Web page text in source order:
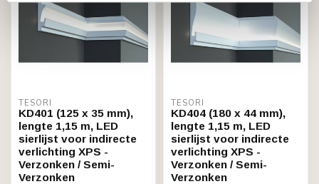
TESORI
KD401 (125 x 35 mm),
lengte 1,15 m, LED
sierlijst voor indirecte
verlichting XPS -
Verzonken / Semi-
Verzonken
TESORI
KD404 (180 x 44 mm),
lengte 1,15 m, LED
sierlijst voor indirecte
verlichting XPS -
Verzonken / Semi-
Verzonken